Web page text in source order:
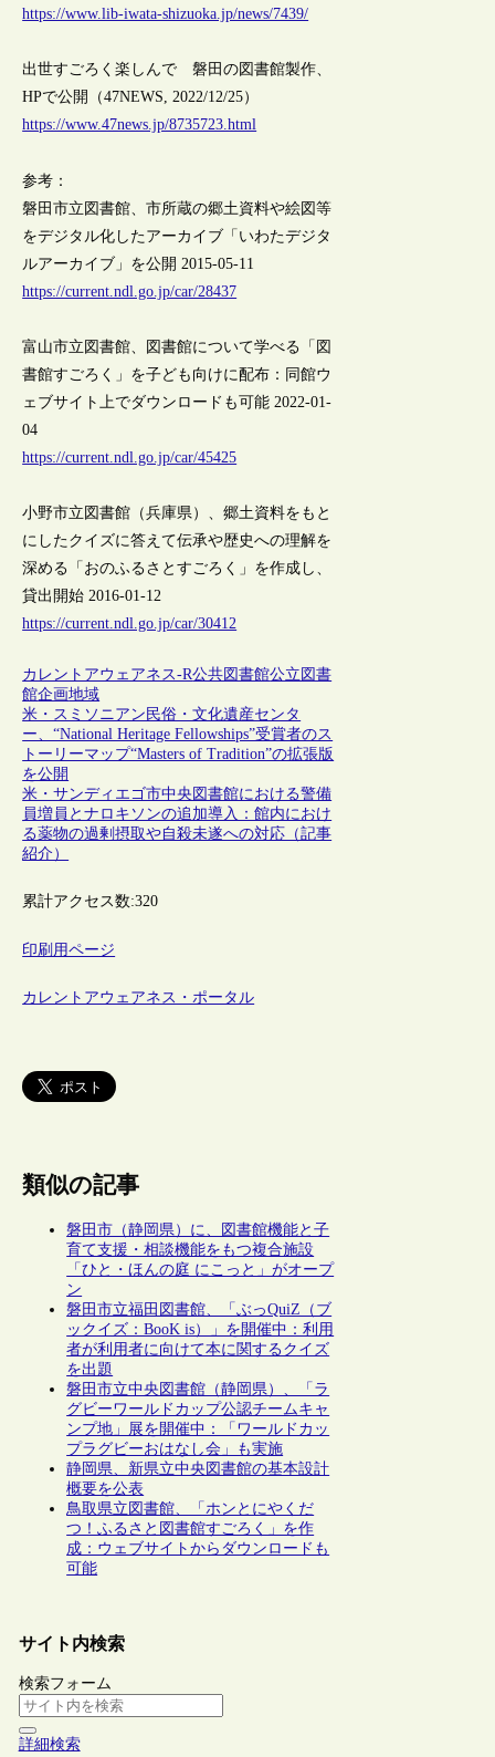
https://www.lib-iwata-shizuoka.jp/news/7439/
出世すごろく楽しんで 磐田の図書館製作、
HPで公開（47NEWS, 2022/12/25）
https://www.47news.jp/8735723.html
参考：
磐田市立図書館、市所蔵の郷土資料や絵図等
をデジタル化したアーカイブ「いわたデジタ
ルアーカイブ」を公開 2015-05-11
https://current.ndl.go.jp/car/28437
富山市立図書館、図書館について学べる「図
書館すごろく」を子ども向けに配布：同館ウ
ェブサイト上でダウンロードも可能 2022-01-
04
https://current.ndl.go.jp/car/45425
小野市立図書館（兵庫県）、郷土資料をもと
にしたクイズに答えて伝承や歴史への理解を
深める「おのふるさとすごろく」を作成し、
貸出開始 2016-01-12
https://current.ndl.go.jp/car/30412
カレントアウェアネス-R公共図書館公立図書
館企画地域
米・スミソニアン民俗・文化遺産センタ
ー、“National Heritage Fellowships”受賞者のス
トーリーマップ“Masters of Tradition”の拡張版
を公開
米・サンディエゴ市中央図書館における警備
員増員とナロキソンの追加導入：館内におけ
る薬物の過剰摂取や自殺未遂への対応（記事
紹介）
累計アクセス数:320
印刷用ページ
カレントアウェアネス・ポータル
類似の記事
磐田市（静岡県）に、図書館機能と子
育て支援・相談機能をもつ複合施設
「ひと・ほんの庭 にこっと」がオープ
ン
磐田市立福田図書館、「ぶっQuiZ（ブ
ックイズ：BooK is）」を開催中：利用
者が利用者に向けて本に関するクイズ
を出題
磐田市立中央図書館（静岡県）、「ラ
グビーワールドカップ公認チームキャ
ンプ地」展を開催中：「ワールドカッ
プラグビーおはなし会」も実施
静岡県、新県立中央図書館の基本設計
概要を公表
鳥取県立図書館、「ホンとにやくだ
つ！ふるさと図書館すごろく」を作
成：ウェブサイトからダウンロードも
可能
サイト内検索
検索フォーム
詳細検索